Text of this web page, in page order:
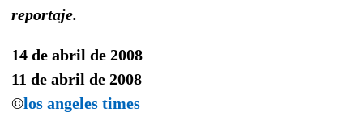
reportaje.
14 de abril de 2008
11 de abril de 2008
©los angeles times